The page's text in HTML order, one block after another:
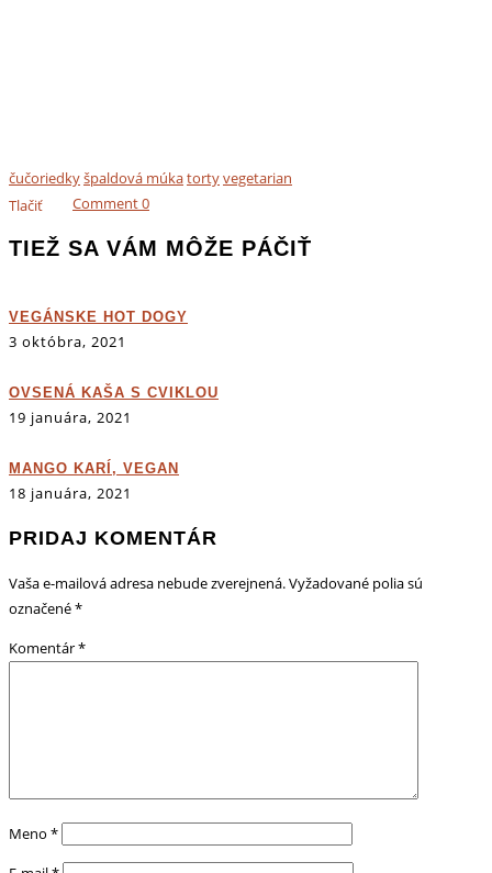
čučoriedkyšpaldová múkatortyvegetarian
Tlačiť
Comment0
TIEŽ SA VÁM MÔŽE PÁČIŤ
VEGÁNSKE HOT DOGY
3 októbra, 2021
OVSENÁ KAŠA S CVIKLOU
19 januára, 2021
MANGO KARÍ, VEGAN
18 januára, 2021
PRIDAJ KOMENTÁR
Vaša e-mailová adresa nebude zverejnená.Vyžadované polia sú
označené*
Komentár*
Meno *